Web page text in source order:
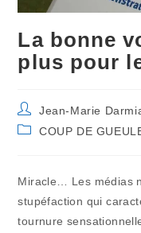
La bonne
plus pour
Auteur/autrice
de
la
Jean-Marie
PostCOUP DE
Miracle… Les médias
stupéfaction qui
tournure